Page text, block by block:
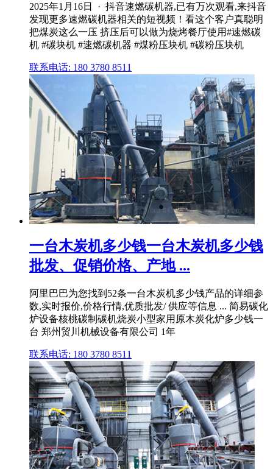
2025年1月16日 · 抖音速燃碳机器,已有万次观看,来抖音
发现更多速燃碳机器相关的短视频！看这个客户真聪明
把煤炭这么一压 挤压后可以做为烧烤餐厅使用#速燃碳
机 #碳块机 #速燃碳机器 #煤粉压块机 #碳粉压块机
联系电话: 180 3780 8511
一台木炭机多少钱一台木炭机多少钱
批发、促销价格、产地 ...
阿里巴巴为您找到52条一台木炭机多少钱产品的详细参
数,实时报价,价格行情,优质批发/ 供应等信息 ... 简易碳化
炉设备核桃碳制碳机烧炭小型家用原木炭化炉多少钱一
台 郑州贸川机械设备有限公司 1年
联系电话: 180 3780 8511